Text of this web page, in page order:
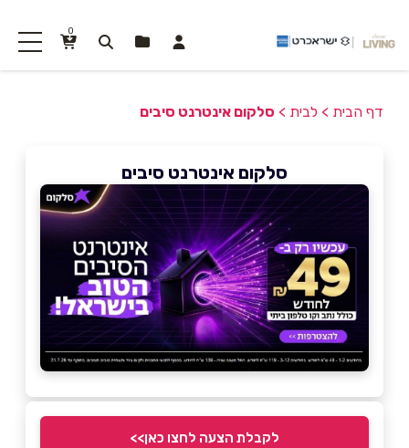
0
דף הבית > לבית > סלקום אינטרנט סיבים
סלקום אינטרנט סיבים
לקבלת הצעה לחצו כאן>>